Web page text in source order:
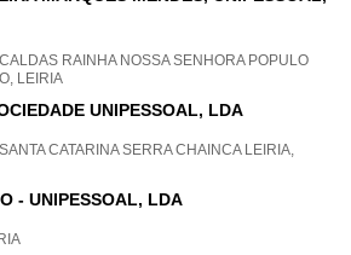
RAINHA NOSSA SENHORA POPULO
LEIRIA
UNIPESSOAL, LDA
CATARINA SERRA CHAINCA LEIRIA,
- UNIPESSOAL, LDA